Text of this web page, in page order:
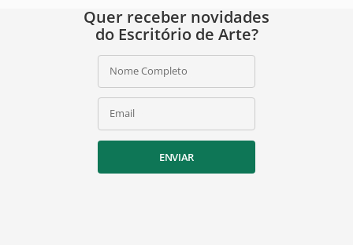
Quer receber novidades
do Escritório de Arte?
Nome Completo
Email
ENVIAR